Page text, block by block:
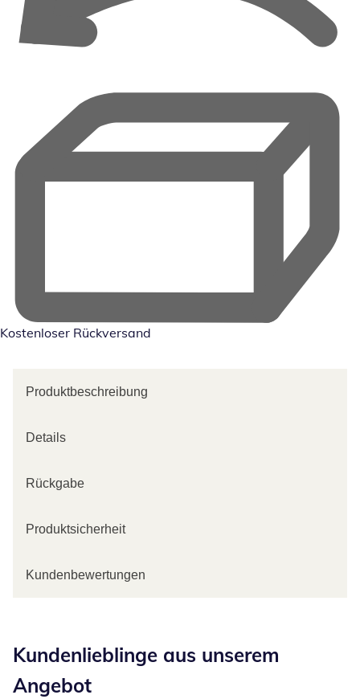
Kostenloser Rückversand
Produktbeschreibung
Details
Rückgabe
Produktsicherheit
Kundenbewertungen
Kundenlieblinge aus unserem
Angebot